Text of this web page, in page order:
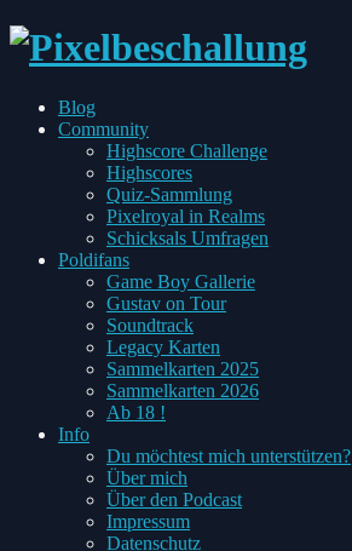
every
Pixel
Blog
CommunityToggle
child
menu
Highscore Challenge
Highscores
Quiz-Sammlung
Pixelroyal in Realms
Schicksals Umfragen
PoldifansToggle
child
menu
Game Boy Gallerie
Gustav on Tour
Soundtrack
Legacy Karten
Sammelkarten 2025
Sammelkarten 2026
Ab 18 !
InfoToggle
child
menu
Du möchtest mich unterstützen?
Über mich
Über den Podcast
Impressum
Datenschutz